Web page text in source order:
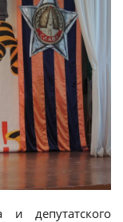
депутатского